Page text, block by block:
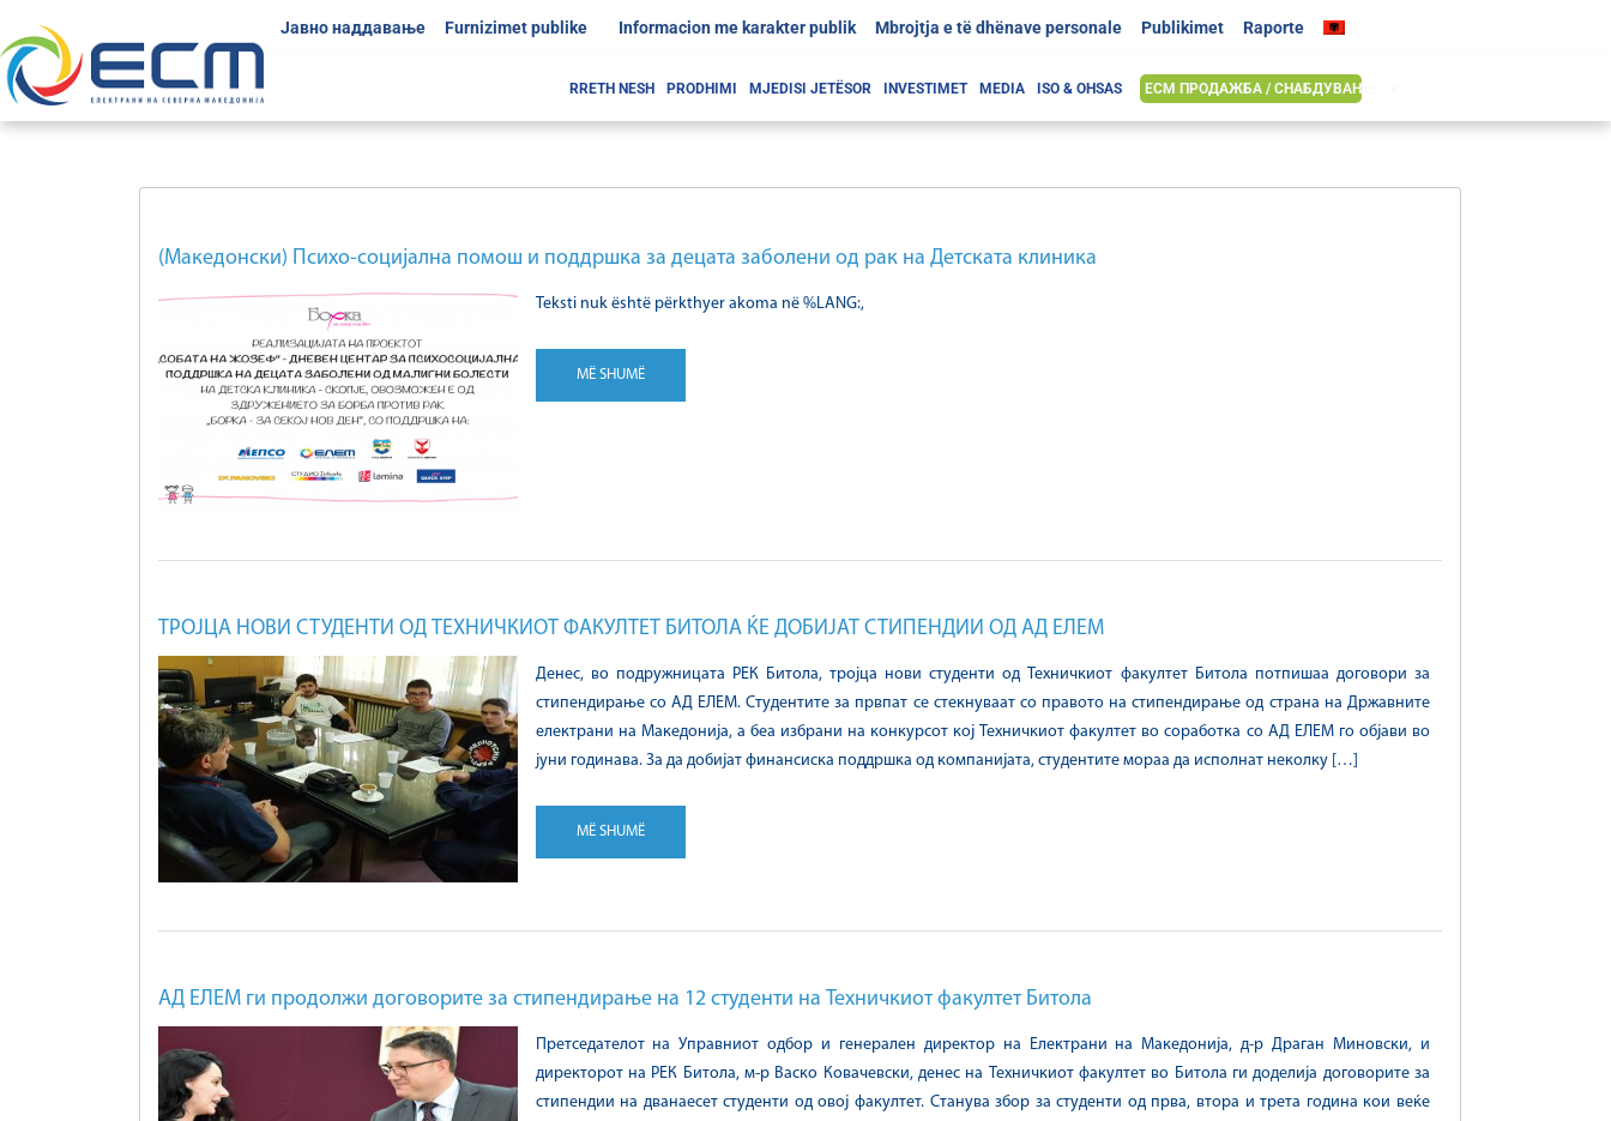
Јавно наддавање Furnizimet publike Informacion me karakter publik Mbrojtja e të dhënave personale Publikimet Raporte
RRETH NESH PRODHIMI MJEDISI JETËSOR INVESTIMET MEDIA ISO & OHSAS ЕСМ ПРОДАЖБА / СНАБДУВАЊЕ
(Македонски) Психо-социјална помош и поддршка за децата заболени од рак на Детската клиника
Teksti nuk është përkthyer akoma në %LANG:,
MË SHUMË
ТРОЈЦА НОВИ СТУДЕНТИ ОД ТЕХНИЧКИОТ ФАКУЛТЕТ БИТОЛА ЌЕ ДОБИЈАТ СТИПЕНДИИ ОД АД ЕЛЕМ
Денес, во подружницата РЕК Битола, тројца нови студенти од Техничкиот факултет Битола потпишаа договори за
стипендирање со АД ЕЛЕМ. Студентите за првпат се стекнуваат со правото на стипендирање од страна на Државните
електрани на Македонија, а беа избрани на конкурсот кој Техничкиот факултет во соработка со АД ЕЛЕМ го објави во
јуни годинава. За да добијат финансиска поддршка од компанијата, студентите мораа да исполнат неколку […]
MË SHUMË
АД ЕЛЕМ ги продолжи договорите за стипендирање на 12 студенти на Техничкиот факултет Битола
Претседателот на Управниот одбор и генерален директор на Eлектрани на Македонија, д-р Драган Миновски, и
директорот на РЕК Битола, м-р Васко Ковачевски, денес на Техничкиот факултет во Битола ги доделија договорите за
стипендии на дванаесет студенти од овој факултет. Станува збор за студенти од прва, втора и трета година кои веќе